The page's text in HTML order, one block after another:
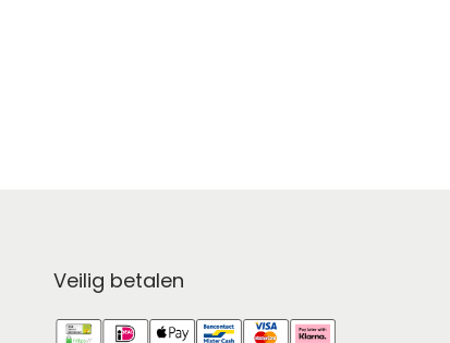
Veilig betalen